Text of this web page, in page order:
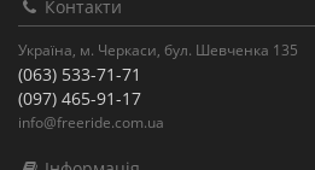
Контакти
Україна, м. Черкаси, бул. Шевченка 135
(063) 533-71-71
(097) 465-91-17
info@freeride.com.ua